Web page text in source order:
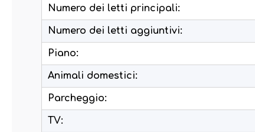
Numero dei letti principali:
Numero dei letti aggiuntivi:
Piano:
Animali domestici:
Parcheggio:
TV: